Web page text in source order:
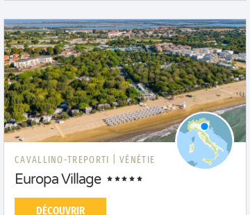
CAVALLINO-TREPORTI | VÉNÉTIE
Europa Village
DÉCOUVRIR